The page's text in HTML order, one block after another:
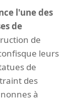
l'une des
de
de
leurs
de
des
à